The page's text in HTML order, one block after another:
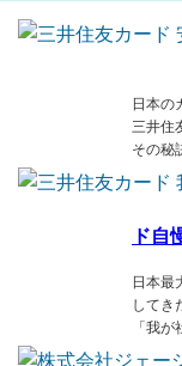
日本の
三井住
その秘
ド自
日本最
してき
「我